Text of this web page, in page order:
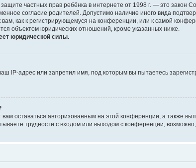
частных прав ребёнка в интернете от 1998 г. — это
согласие родителей. Допустимо наличие иного вида
как к регистрирующемуся на конференции, или к самой
объектом юридических отношений, кроме указанных ниже.
юридической силы.
IP-адрес или запретил имя, под которым вы пытаетесь
оставаться авторизованным на этой конференции, а также
трудности с входом или выходом с конференции,